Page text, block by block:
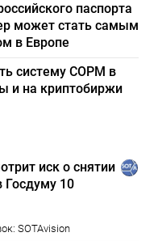
паспорта
может стать самым
в Европе
систему СОРМ в
и на криптобиржи